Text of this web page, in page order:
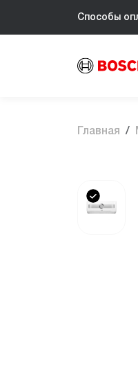
Способы
Главная